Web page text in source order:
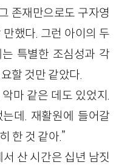
존재만으로도 구자영
했다. 그런 아이의 두
특별한 조심성과 각
할 것만 같았다.
마 같은 데도 있었지.
데. 재활원에 들어갈
한 것 같아.”
산 시간은 십년 남짓